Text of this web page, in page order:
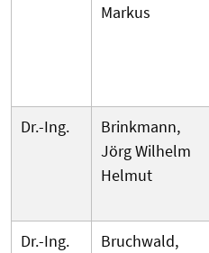
Markus
Dr.-Ing.
Brinkmann,
Jörg Wilhelm
Helmut
Dr.-Ing.
Bruchwald,